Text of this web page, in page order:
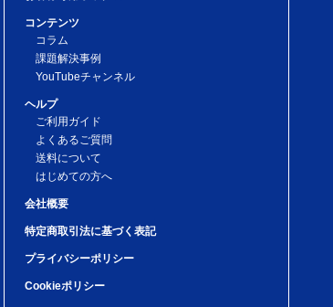
コンテンツ
コラム
課題解決事例
YouTubeチャンネル
ヘルプ
ご利用ガイド
よくあるご質問
送料について
はじめての方へ
会社概要
特定商取引法に基づく表記
プライバシーポリシー
Cookieポリシー